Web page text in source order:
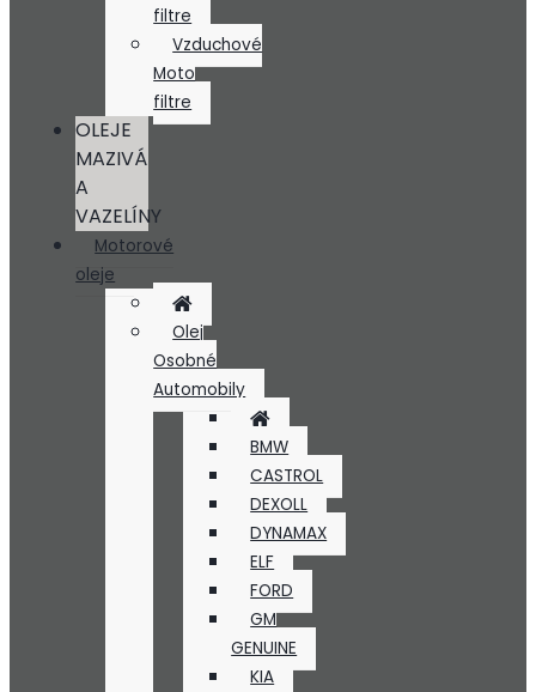
filtre
Vzduchové
Moto
filtre
OLEJE
MAZIVÁ
A
VAZELÍNY
Motorové
oleje
Olej
Osobné
Automobily
BMW
CASTROL
DEXOLL
DYNAMAX
ELF
FORD
GM
GENUINE
KIA